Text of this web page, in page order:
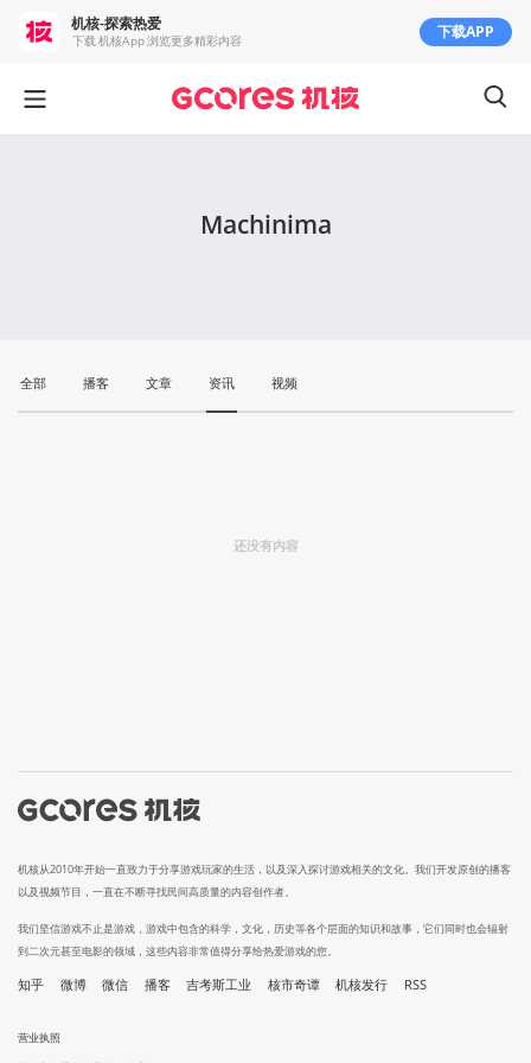
Machinima
全部 播客 文章 资讯 视频
还没有内容
机核从2010年开始一直致力于分享游戏玩家的生活，以及深入探讨游戏相关的文化。我们开发原创的播客
以及视频节目，一直在不断寻找民间高质量的内容创作者。
我们坚信游戏不止是游戏，游戏中包含的科学，文化，历史等各个层面的知识和故事，它们同时也会辐射
到二次元甚至电影的领域，这些内容非常值得分享给热爱游戏的您。
知乎 微博 微信 播客 吉考斯工业 核市奇谭 机核发行 RSS
营业执照
机核-探索热爱
下载 机核App 浏览更多精彩内容 下载APP